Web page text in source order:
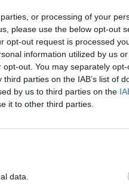
or processing of your
please use the below opt-out
opt-out request is processed
information utilized by us
out. You may separately
parties on the IAB’s list of
by us to third parties on the
it to other third parties.
data.